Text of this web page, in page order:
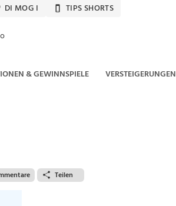
DI MOG I TIPS SHORTS
& GEWINNSPIELE VERSTEIGERUNGEN
Teilen